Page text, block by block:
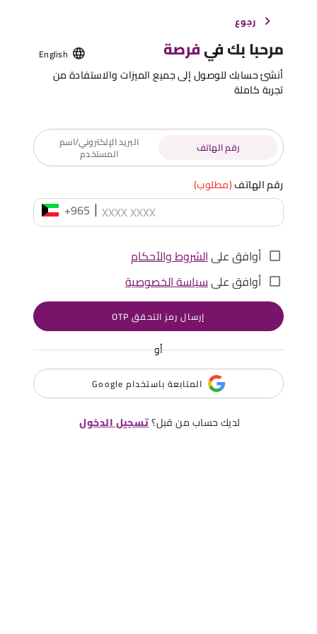
رجوع
مرحبا بك فيفرصة English
أنشئ حسابك للوصول إلى جميع الميزات والاستفادة من
تجربة كاملة
رقم الهاتف البريد الإلكتروني/اسم
المستخدم
رقم الهاتف(مطلوب)
+965
أوافق علىالشروط والأحكام
أوافق علىسياسة الخصوصية
إرسال رمز التحقق OTP
أو
المتابعة باستخدام Google
لديك حساب من قبل؟تسجيل الدخول